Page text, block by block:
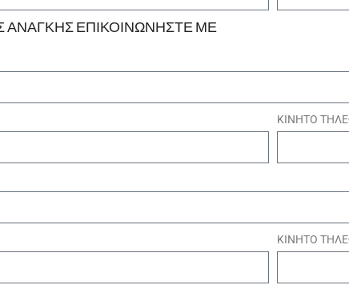
ΑΝΑΓΚΗΣ ΕΠΙΚΟΙΝΩΝΗΣΤΕ ΜΕ
ΚΙΝΗΤΟ
ΚΙΝΗΤΟ